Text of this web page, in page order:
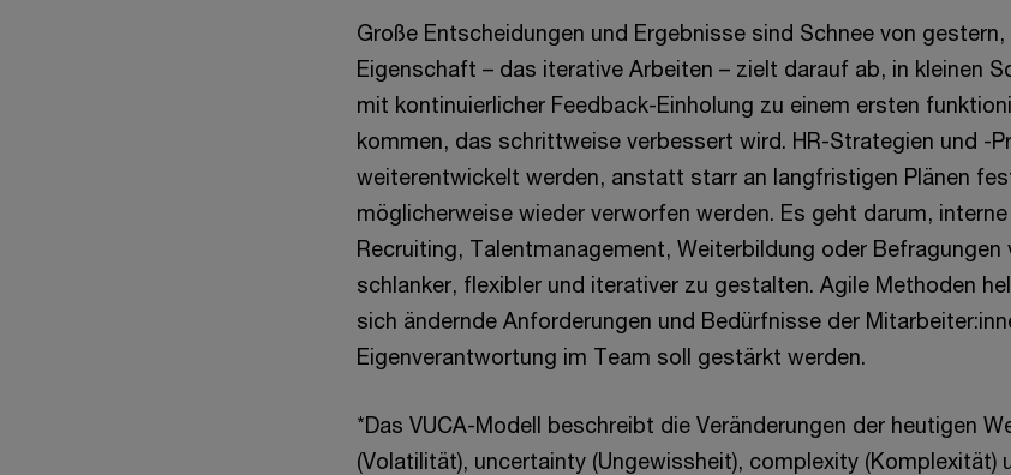
Große Entscheidungen und Ergebnisse sind Schnee von
Eigenschaft – das iterative Arbeiten – zielt darauf ab, in kleinen
mit kontinuierlicher Feedback-Einholung zu einem ersten
kommen, das schrittweise verbessert wird. HR-Strategien und -
weiterentwickelt werden, anstatt starr an langfristigen Plänen
möglicherweise wieder verworfen werden. Es geht darum,
Recruiting, Talentmanagement, Weiterbildung oder Befragungen
schlanker, flexibler und iterativer zu gestalten. Agile Methoden
sich ändernde Anforderungen und Bedürfnisse der
Eigenverantwortung im Team soll gestärkt werden.
*Das VUCA-Modell beschreibt die Veränderungen der heutigen
(Volatilität), uncertainty (Ungewissheit), complexity (Komplexität)